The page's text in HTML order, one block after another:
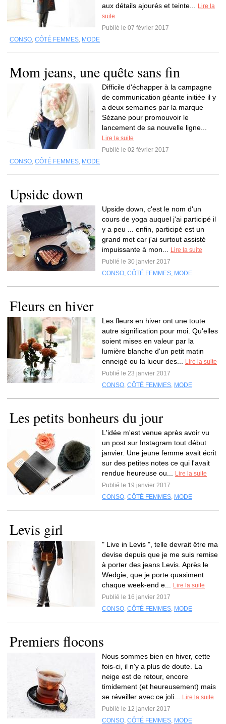
aux détails ajourés et teinte...
Lire la
suite
Publié le 07 février 2017
CONSO, CÔTÉ FEMMES, MODE
Mom jeans, une quête sans fin
Difficile d'échapper à la campagne
de communication géante initiée il y
a deux semaines par la marque
Sézane pour promouvoir le
lancement de sa nouvelle ligne...
Lire la suite
Publié le 02 février 2017
CONSO, CÔTÉ FEMMES, MODE
Upside down
Upside down, c'est le nom d'un
cours de yoga auquel j'ai participé il
y a peu ... enfin, participé est un
grand mot car j'ai surtout assisté
impuissante à mon...
Lire la suite
Publié le 30 janvier 2017
CONSO, CÔTÉ FEMMES, MODE
Fleurs en hiver
Les fleurs en hiver ont une toute
autre signification pour moi. Qu'elles
soient mises en valeur par la
lumière blanche d'un petit matin
enneigé ou la lueur des...
Lire la suite
Publié le 23 janvier 2017
CONSO, CÔTÉ FEMMES, MODE
Les petits bonheurs du jour
L'idée m'est venue après avoir vu
un post sur Instagram tout début
janvier. Une jeune femme avait écrit
sur des petites notes ce qui l'avait
rendue heureuse ou...
Lire la suite
Publié le 19 janvier 2017
CONSO, CÔTÉ FEMMES, MODE
Levis girl
" Live in Levis ", telle devrait être ma
devise depuis que je me suis remise
à porter des jeans Levis. Après le
Wedgie, que je porte quasiment
chaque week-end e...
Lire la suite
Publié le 16 janvier 2017
CONSO, CÔTÉ FEMMES, MODE
Premiers flocons
Nous sommes bien en hiver, cette
fois-ci, il n'y a plus de doute. La
neige est de retour, encore
timidement (et heureusement) mais
se réveiller avec ce joli...
Lire la suite
Publié le 12 janvier 2017
CONSO, CÔTÉ FEMMES, MODE